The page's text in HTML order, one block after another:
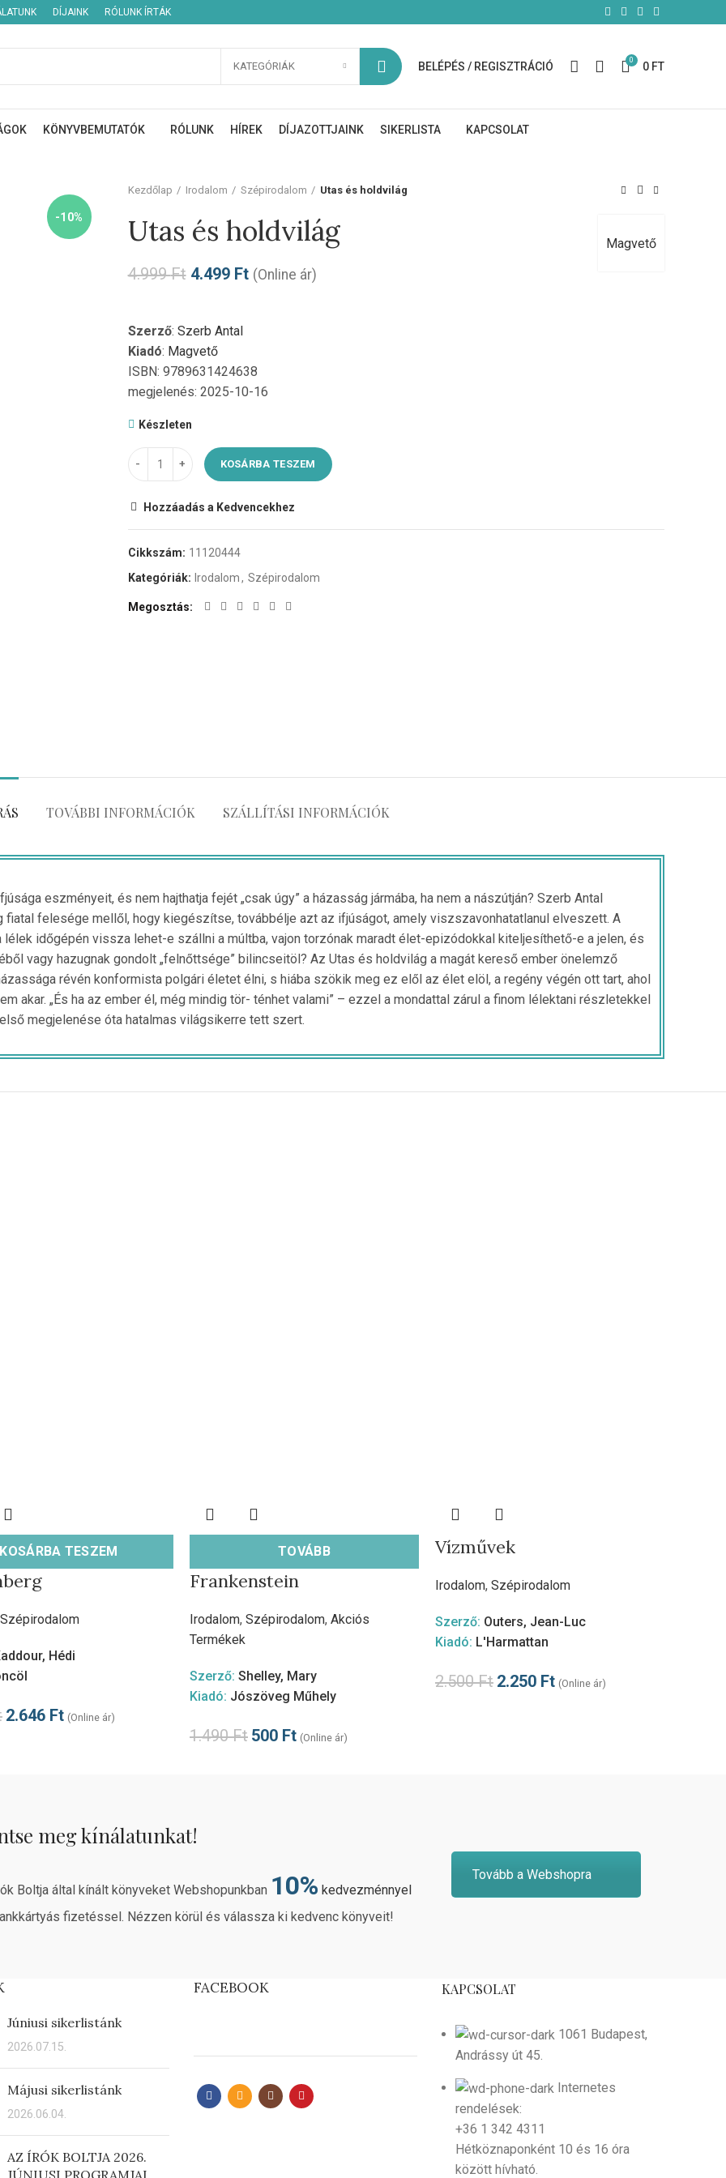
DÍJAINK RÓLUNK ÍRTÁK
KATEGÓRIÁK BELÉPÉS / REGISZTRÁCIÓ 0 0 FT
KÖNYVBEMUTATÓK RÓLUNK HÍREK DÍJAZOTTJAINK SIKERLISTA KAPCSOLAT
-10%
Kezdőlap Irodalom Szépirodalom Utas és holdvilág
Magvető
Utas és holdvilág
4.999Ft 4.499 Ft (Online ár)
Szerző: Szerb Antal
Kiadó: Magvető
ISBN: 9789631424638
megjelenés: 2025-10-16
Készleten
KOSÁRBA TESZEM
Hozzáadás a Kedvencekhez
Cikkszám: 11120444
Kategóriák: Irodalom, Szépirodalom
Megosztás
TOVÁBBI INFORMÁCIÓK SZÁLLÍTÁSI INFORMÁCIÓK
eszményeit, és nem hajthatja fejét „csak úgy” a házasság jármába, ha nem a nászútján? Szerb Antal
felesége mellől, hogy kiegészítse, továbbélje azt az ifjúságot, amely viszszavonhatatlanul elveszett. A
időgépén vissza lehet-e szállni a múltba, vajon torzónak maradt élet-epizódokkal kiteljesíthető-e a jelen, és
vagy hazugnak gondolt „felnőttsége” bilincseitöl? Az Utas és holdvilág a magát kereső ember önelemző
révén konformista polgári életet élni, s hiába szökik meg ez elől az élet elöl, a regény végén ott tart, ahol
akar. „És ha az ember él, még mindig tör- ténhet valami” – ezzel a mondattal zárul a finom lélektani részletekkel
megjelenése óta hatalmas világsikerre tett szert.
KOSÁRBA TESZEM
Szépirodalom
Hédi
2.646 Ft (Online ár)
TOVÁBB
Frankenstein
Irodalom, Szépirodalom, Akciós
Termékek
Szerző: Shelley, Mary
Kiadó: Jószöveg Műhely
1.490Ft 500 Ft (Online ár)
Vízművek
Irodalom, Szépirodalom
Szerző: Outers, Jean-Luc
Kiadó: L'Harmattan
2.500Ft 2.250 Ft (Online ár)
meg kínálatunkat!
Boltja által kínált könyveket Webshopunkban 10% kedvezménnyel
fizetéssel. Nézzen körül és válassza ki kedvenc könyveit!
Tovább a Webshopra
Júniusi sikerlistánk
2026.07.15.
Májusi sikerlistánk
2026.06.04.
AZ ÍRÓK BOLTJA 2026.
JÚNIUSI PROGRAMJAI
FACEBOOK KAPCSOLAT
1061 Budapest,
Andrássy út 45.
Internetes
rendelések:
+36 1 342 4311
Hétköznaponként 10 és 16 óra
között hívható.